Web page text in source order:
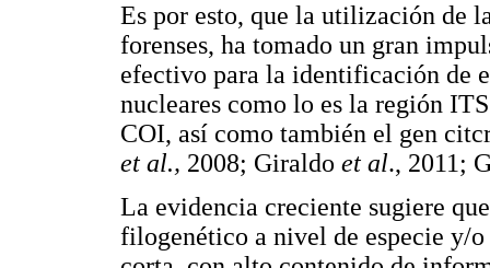
Es por esto, que la utilización de
forenses, ha tomado un gran
efectivo para la identificación de
nucleares como lo es la región
COI, así como también el gen
et al., 2008; Giraldo et al., 2011;
La evidencia creciente sugiere
filogenético a nivel de especie y/